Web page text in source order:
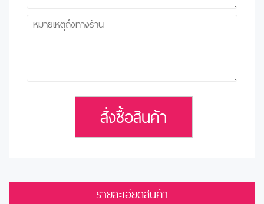
สั่งซื้อสินค้า
รายละเอียดสินค้า